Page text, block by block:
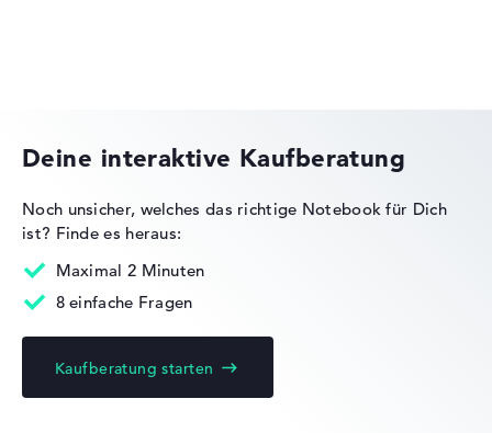
Lenovo Yoga
Deine interaktive Kaufberatung
Noch unsicher, welches das richtige Notebook für Dich
ist? Finde es heraus:
Maximal 2 Minuten
8 einfache Fragen
Kaufberatung starten